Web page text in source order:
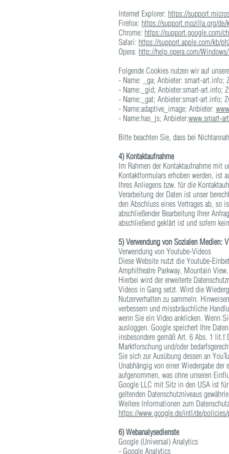
Internet Explorer: https://
Firefox: https://support.mozilla.org/de/
Chrome: https://support.google.com/
Safari: https://support.apple.com/kb/
Opera: http://help.opera.com/
Folgende Cookies nutzen wir auf
- Name: _ga; Anbieter: smart-art.info;
- Name:_gid; Anbieter:smart-art.info;
- Name:_gat; Anbieter:smart-art.info;
- Name:adaptive_image; Anbieter:
- Name:has_js; Anbieter:www.smart-
Bitte beachten Sie, dass bei
4) Kontaktaufnahme
Im Rahmen der Kontaktaufnahme mit
Kontaktformulars erhoben werden, ist
Ihres Anliegens bzw. für die
Verarbeitung der Daten ist unser
den Abschluss eines Vertrages ab, so
abschließender Bearbeitung Ihrer
abschließend geklärt ist und sofern
5) Verwendung von Sozialen Medien:
Verwendung von Youtube-Videos
Diese Website nutzt die Youtube-
Amphitheatre Parkway, Mountain
Hierbei wird der erweiterte
Videos in Gang setzt. Wird die
Nutzerverhalten zu sammeln.
verbessern und missbräuchliche
wenn Sie ein Video anklicken. Wenn
ausloggen. Google speichert Ihre
insbesondere gemäß Art. 6 Abs. 1 lit.f
Marktforschung und/oder
Sie sich zur Ausübung dessen an
Unabhängig von einer Wiedergabe
aufgenommen, was ohne unseren
Google LLC mit Sitz in den USA ist
geltenden Datenschutzniveaus
Weitere Informationen zum
https://www.google.de/intl/de/policies/
6) Webanalysedienste
Google (Universal) Analytics
- Google Analytics